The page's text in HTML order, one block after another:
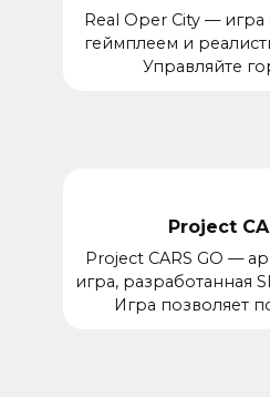
Real Oper City — игра
геймплеем и
Управляйте
Project
Project CARS GO —
игра, разработанная
Игра позволяет